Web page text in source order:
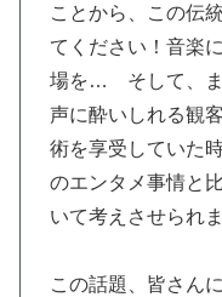
ことから、この伝
てください！音楽
場を… そして、ま
声に酔いしれる観
術を享受していた
のエンタメ事情と
いて考えさせられ
この話題、皆さん